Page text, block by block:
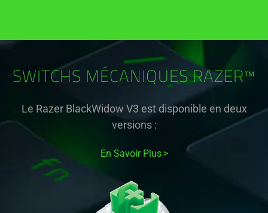
SWITCHS MÉCANIQUES RAZER™
Le Razer BlackWidow V3 est disponible en deux
versions :
En Savoir Plus